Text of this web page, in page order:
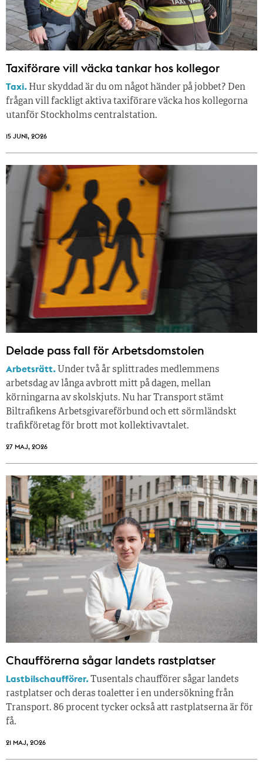
Taxiförare vill väcka tankar hos kollegor
Taxi. Hur skyddad är du om något händer på jobbet? Den
frågan vill fackligt aktiva taxiförare väcka hos kollegorna
utanför Stockholms centralstation.
15 JUNI, 2026
Delade pass fall för Arbetsdomstolen
Arbetsrätt. Under två år splittrades medlemmens
arbetsdag av långa avbrott mitt på dagen, mellan
körningarna av skolskjuts. Nu har Transport stämt
Biltrafikens Arbetsgivareförbund och ett sörmländskt
trafikföretag för brott mot kollektivavtalet.
27 MAJ, 2026
Chaufförerna sågar landets rastplatser
Lastbilschaufförer.Tusentals chaufförer sågar landets
rastplatser och deras toaletter i en undersökning från
Transport. 86 procent tycker också att rastplatserna är för
få.
21 MAJ, 2026